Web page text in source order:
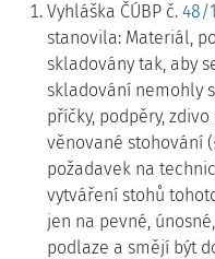
Vyhláška ČÚBP č. 48/
stanovila: Materiál,
skladovány tak, aby
skladování nemohly
příčky, podpěry,
věnované stohování
požadavek na
vytváření stohů
jen na pevné,
podlaze a smějí být